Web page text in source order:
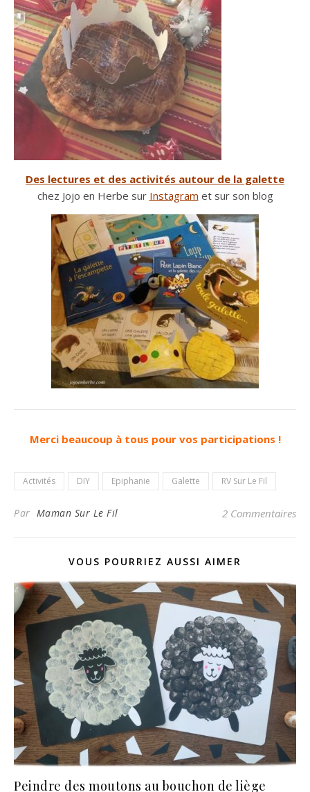
Des lectures et des activités autour de la galette
chez Jojo en Herbe sur Instagram et sur son blog
Merci beaucoup à tous pour vos participations !
Activités DIY Epiphanie Galette RV Sur Le Fil
Par Maman Sur Le Fil 2 Commentaires
VOUS POURRIEZ AUSSI AIMER
Peindre des moutons au bouchon de liège